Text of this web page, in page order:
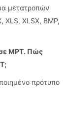
μετατροπών
XLS, XLSX, BMP,
MPT. Πώς
πρότυπο